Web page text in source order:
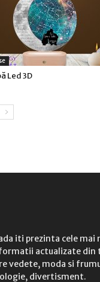
Led 3D
iti prezinta cele mai
actualizate din
vedete, moda si
divertisment.